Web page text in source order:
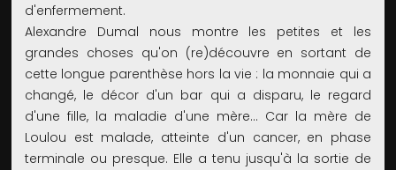
d'enfermement.
Alexandre Dumal nous montre les petites et les
grandes choses qu'on (re)découvre en sortant de
cette longue parenthèse hors la vie : la monnaie qui a
changé, le décor d'un bar qui a disparu, le regard
d'une fille, la maladie d'une mère... Car la mère de
Loulou est malade, atteinte d'un cancer, en phase
terminale ou presque. Elle a tenu jusqu'à la sortie de